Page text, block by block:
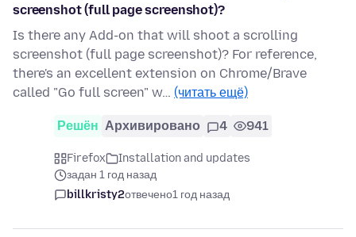
screenshot (full page screenshot)?
Is there any Add-on that will shoot a scrolling
screenshot (full page screenshot)? For reference,
there's an excellent extension on Chrome/Brave
called "Go full screen" w… (читать ещё)
Решён Архивировано 4 941
Firefox
Installation and updates
задан 1 год назад
billkristy2отвечено1 год назад